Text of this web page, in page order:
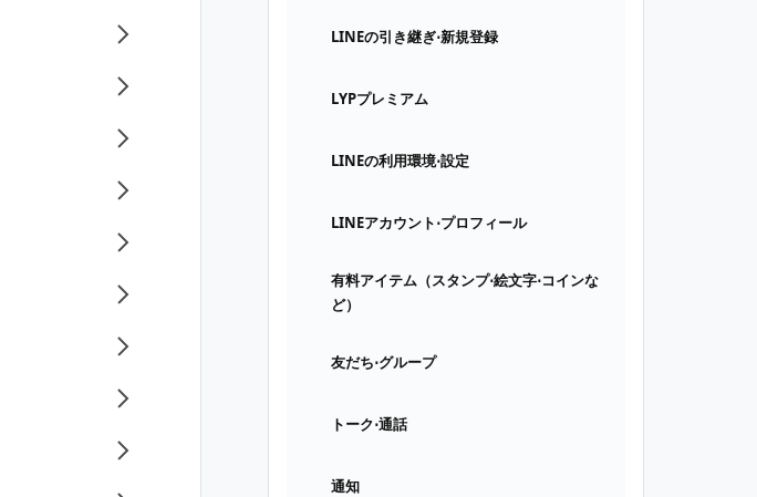
LINEの引き継ぎ⋅新規登録
LYPプレミアム
LINEの利用環境⋅設定
LINEアカウント⋅プロフィール
有料アイテム（スタンプ⋅絵文字⋅コインな
ど）
友だち⋅グループ
トーク⋅通話
通知